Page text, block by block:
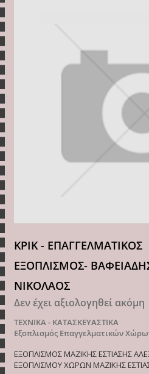
ΚΡΙΚ - ΕΠΑΓΓΕΛΜΑΤΙΚΟΣ
ΕΞΟΠΛΙΣΜΟΣ-
ΝΙΚΟΛΑΟΣ
Δεν έχει αξιολογηθεί ακόμη
ΤΕΧΝΙΚΑ - ΚΑΤΑΣΚΕΥΑΣΤΙΚΑ
Εξοπλισμός Επαγγελματικών
ΕΞΟΠΛΙΣΜΟΣ ΜΑΖΙΚΗΣ ΕΣΤΙΑΣΗΣ
ΕΞΟΠΛΙΣΜΟΥ ΧΩΡΩΝ ΜΑΖΙΚΗΣ